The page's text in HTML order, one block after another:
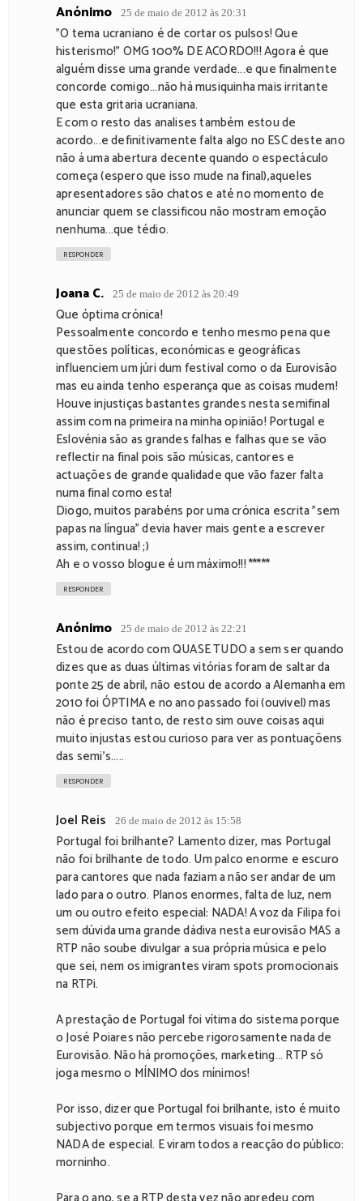
Anónimo 25 de maio de 2012 às 20:31
"O tema ucraniano é de cortar os pulsos! Que
histerismo!" OMG 100% DE ACORDO!!! Agora é que
alguém disse uma grande verdade...e que finalmente
concorde comigo...não há musiquinha mais irritante
que esta gritaria ucraniana.
E com o resto das analises também estou de
acordo...e definitivamente falta algo no ESC deste ano
não á uma abertura decente quando o espectáculo
começa (espero que isso mude na final),aqueles
apresentadores são chatos e até no momento de
anunciar quem se classificou não mostram emoção
nenhuma...que tédio.
RESPONDER
Joana C. 25 de maio de 2012 às 20:49
Que óptima crónica!
Pessoalmente concordo e tenho mesmo pena que
questões políticas, económicas e geográficas
influenciem um júri dum festival como o da Eurovisão
mas eu ainda tenho esperança que as coisas mudem!
Houve injustiças bastantes grandes nesta semifinal
assim com na primeira na minha opinião! Portugal e
Eslovénia são as grandes falhas e falhas que se vão
reflectir na final pois são músicas, cantores e
actuações de grande qualidade que vão fazer falta
numa final como esta!
Diogo, muitos parabéns por uma crónica escrita "sem
papas na língua" devia haver mais gente a escrever
assim, continua! ;)
Ah e o vosso blogue é um máximo!!! *****
RESPONDER
Anónimo 25 de maio de 2012 às 22:21
Estou de acordo com QUASE TUDO a sem ser quando
dizes que as duas últimas vitórias foram de saltar da
ponte 25 de abril, não estou de acordo a Alemanha em
2010 foi ÓPTIMA e no ano passado foi (ouvivel) mas
não é preciso tanto, de resto sim ouve coisas aqui
muito injustas estou curioso para ver as pontuaçõens
das semi's.....
RESPONDER
Joel Reis 26 de maio de 2012 às 15:58
Portugal foi brilhante? Lamento dizer, mas Portugal
não foi brilhante de todo. Um palco enorme e escuro
para cantores que nada faziam a não ser andar de um
lado para o outro. Planos enormes, falta de luz, nem
um ou outro efeito especial: NADA! A voz da Filipa foi
sem dúvida uma grande dádiva nesta eurovisão MAS a
RTP não soube divulgar a sua própria música e pelo
que sei, nem os imigrantes viram spots promocionais
na RTPi.
A prestação de Portugal foi vítima do sistema porque
o José Poiares não percebe rigorosamente nada de
Eurovisão. Não há promoções, marketing... RTP só
joga mesmo o MÍNIMO dos mínimos!
Por isso, dizer que Portugal foi brilhante, isto é muito
subjectivo porque em termos visuais foi mesmo
NADA de especial. E viram todos a reacção do público:
morninho.